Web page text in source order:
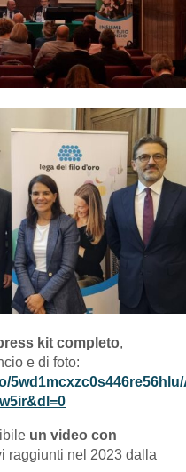
kit completo,
e di foto:
un video con
raggiunti nel 2023 dalla